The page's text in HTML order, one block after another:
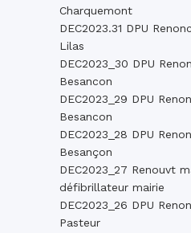
Charquemont
DEC2023.31 DPU
Lilas
DEC2023_30 DPU
Besancon
DEC2023_29 DPU
Besancon
DEC2023_28 DPU
Besançon
DEC2023_27 Renouvt
défibrillateur mairie
DEC2023_26 DPU
Pasteur